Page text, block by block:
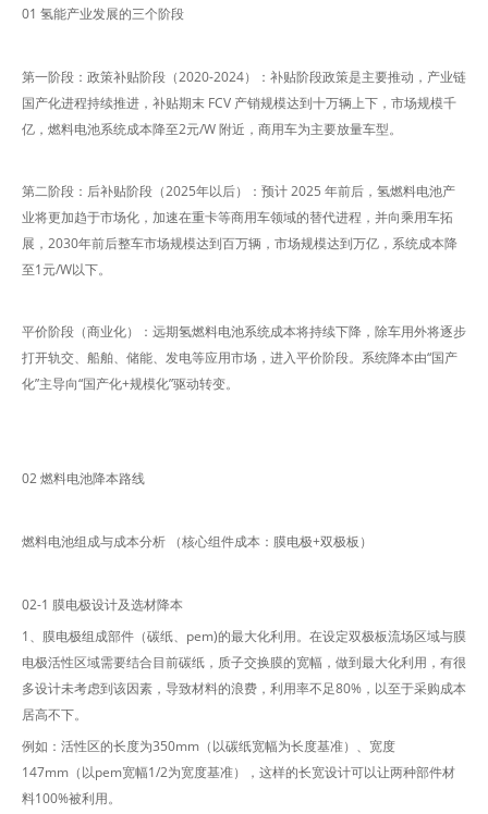
01 氢能产业发展的三个阶段
第一阶段：政策补贴阶段（2020-2024）：补贴阶段政策是主要推动，产业链
国产化进程持续推进，补贴期末 FCV 产销规模达到十万辆上下，市场规模千
亿，燃料电池系统成本降至2元/W 附近，商用车为主要放量车型。
第二阶段：后补贴阶段（2025年以后）：预计 2025 年前后，氢燃料电池产
业将更加趋于市场化，加速在重卡等商用车领域的替代进程，并向乘用车拓
展，2030年前后整车市场规模达到百万辆，市场规模达到万亿，系统成本降
至1元/W以下。
平价阶段（商业化）：远期氢燃料电池系统成本将持续下降，除车用外将逐步
打开轨交、船舶、储能、发电等应用市场，进入平价阶段。系统降本由“国产
化”主导向“国产化+规模化”驱动转变。
02 燃料电池降本路线
燃料电池组成与成本分析 （核心组件成本：膜电极+双极板）
02-1 膜电极设计及选材降本
1、膜电极组成部件（碳纸、pem)的最大化利用。在设定双极板流场区域与膜
电极活性区域需要结合目前碳纸，质子交换膜的宽幅，做到最大化利用，有很
多设计未考虑到该因素，导致材料的浪费，利用率不足80%，以至于采购成本
居高不下。
例如：活性区的长度为350mm（以碳纸宽幅为长度基准）、宽度
147mm（以pem宽幅1/2为宽度基准），这样的长宽设计可以让两种部件材
料100%被利用。